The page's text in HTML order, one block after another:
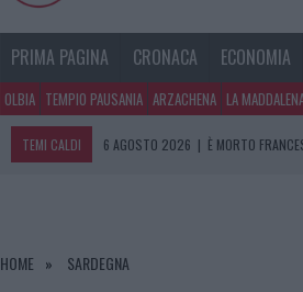
PRIMA PAGINA CRONACA ECONOMIA
OLBIA TEMPIO PAUSANIA ARZACHENA LA
TEMI CALDI 6 AGOSTO 2026 | È MORTO
6 AGOSTO 2026
HOME SARDEGNA